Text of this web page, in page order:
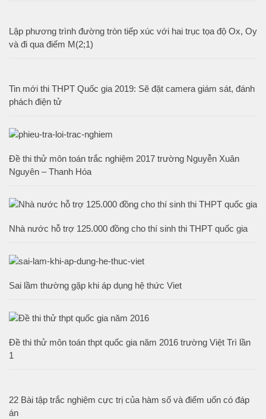
Lập phương trình đường tròn tiếp xúc với hai trục tọa độ Ox, Oy
và đi qua điểm M(2;1)
Tin mới thi THPT Quốc gia 2019: Sẽ đặt camera giám sát, đánh
phách điện tử
Đề thi thử môn toán trắc nghiệm 2017 trường Nguyễn Xuân
Nguyên – Thanh Hóa
Nhà nước hỗ trợ 125.000 đồng cho thí sinh thi THPT quốc gia
Sai lầm thường gặp khi áp dụng hệ thức Viet
Đề thi thử môn toán thpt quốc gia năm 2016 trường Việt Trì lần
1
22 Bài tập trắc nghiệm cực trị của hàm số và điểm uốn có đáp
án